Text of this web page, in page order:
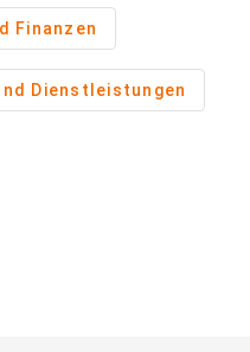
Finanzen
Dienstleistungen